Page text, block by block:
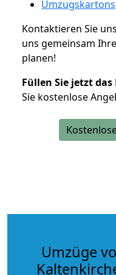
Umzugskartons
Kontaktieren Sie
uns gemeinsam
planen!
Füllen Sie jetzt
Sie kostenlose
Umzüge